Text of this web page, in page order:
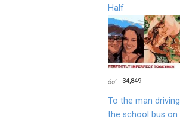
Half
34,849
To the man driving
the school bus on